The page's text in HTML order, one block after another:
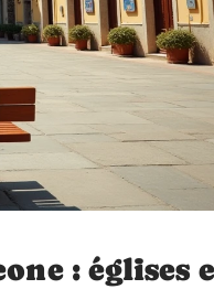
: églises